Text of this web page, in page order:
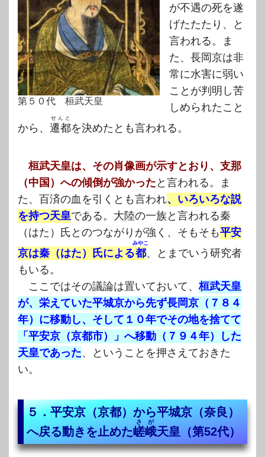
第５０代 桓武天皇
が不遇の死を遂
げたたたり、と
言われる。ま
た、長岡京は非
常に水害に弱い
ことが判明し苦
しめられたこと
から、 遷都
せんと
を決めたとも言われる。
桓武天皇は、その肖像画が示すとおり、支那
（中国）への傾倒が強かったと言われる。ま
た、百済の血を引くとも言われ、いろいろな説
を持つ天皇である。大陸の一族と言われる秦
（はた）氏とのつながりが強く、そもそも平安
京は秦（はた）氏による都
みやこ
、とまでいう研究者
もいる。
ここではその議論は置いておいて、桓武天皇
が、栄えていた平城京から先ず長岡京（７８４
年）に移動し、そして１０年でその地を捨てて
「平安京（京都市）」へ移動（７９４年）した
天皇であった、ということを押さえておきた
い。
５．平安京（京都）から平城京（奈良）
へ戻る動きを止めた嵯峨
さが
天皇（第52代）